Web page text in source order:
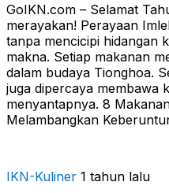
GoIKN.com – Selamat
merayakan! Perayaan
tanpa mencicipi hidangan
makna. Setiap makanan
dalam budaya Tionghoa.
juga dipercaya membawa
menyantapnya. 8
Melambangkan
IKN-Kuliner 1 tahun lalu